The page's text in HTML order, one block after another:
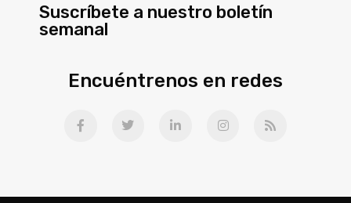
Suscríbete a nuestro boletín
semanal
Encuéntrenos en redes